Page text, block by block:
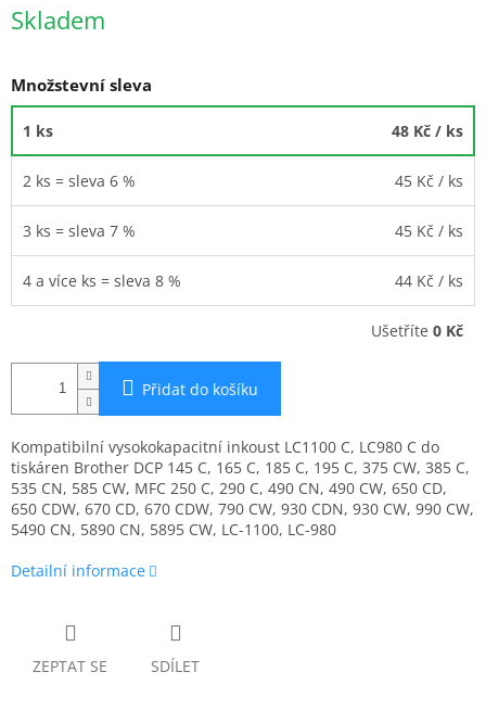
cena:
Skladem
Množstevní sleva
1 ks 48 Kč / ks
2 ks = sleva 6 % 45 Kč / ks
3 ks = sleva 7 % 45 Kč / ks
4 a více ks = sleva 8 % 44 Kč / ks
Ušetříte 0 Kč
Přidat do košíku
Kompatibilní vysokokapacitní inkoust LC1100 C, LC980 C do
tiskáren Brother DCP 145 C, 165 C, 185 C, 195 C, 375 CW, 385 C,
535 CN, 585 CW, MFC 250 C, 290 C, 490 CN, 490 CW, 650 CD,
650 CDW, 670 CD, 670 CDW, 790 CW, 930 CDN, 930 CW, 990 CW,
5490 CN, 5890 CN, 5895 CW, LC-1100, LC-980
Detailní informace
ZEPTAT SE SDÍLET